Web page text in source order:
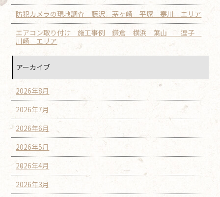
防犯カメラの現地調査 藤沢 茅ヶ崎 平塚 寒川 エリア
エアコン取り付け 施工事例 鎌倉 横浜 葉山 逗子
川崎 エリア
アーカイブ
2026年8月
2026年7月
2026年6月
2026年5月
2026年4月
2026年3月